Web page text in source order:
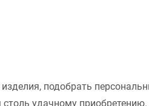
подобрать
удачному